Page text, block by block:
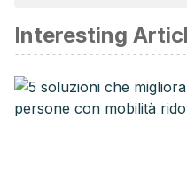
Aguilar Cordero MJ,
Noack Segovia JP,
AM. EFECTO REBOTE
INTERVENCIÓN PARA
Interesting